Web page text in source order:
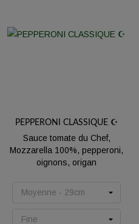
PEPPERONI CLASSIQUE ☪️
Sauce tomate du Chef,
Mozzarella 100%, pepperoni,
oignons, origan